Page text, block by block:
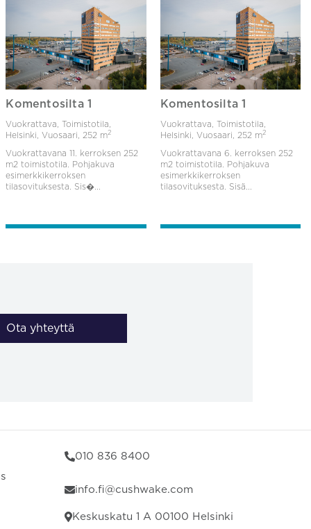
Komentosilta 1
Vuokrattava, Toimistotila,
Helsinki, Vuosaari, 252 m2
Vuokrattavana 11. kerroksen 252
m2 toimistotila. Pohjakuva
esimerkkikerroksen
tilasovituksesta. Sis�...
Komentosilta 1
Vuokrattava, Toimistotila,
Helsinki, Vuosaari,
252 m2
Vuokrattavana 6. kerroksen 252
m2 toimistotila. Pohjakuva
esimerkkikerroksen
tilasovituksesta. Sisä...
Ota yhteyttä
010 836 8400
info.fi@cushwake.com
Keskuskatu 1 A 00100 Helsinki